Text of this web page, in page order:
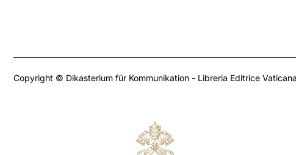
Copyright © Dikasterium für Kommunikation - Libreria Editrice Vaticana